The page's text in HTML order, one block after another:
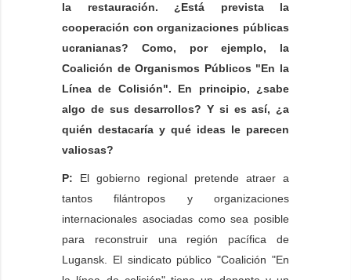
la restauración. ¿Está prevista la
cooperación con organizaciones públicas
ucranianas? Como, por ejemplo, la
Coalición de Organismos Públicos "En la
Línea de Colisión". En principio, ¿sabe
algo de sus desarrollos? Y si es así, ¿a
quién destacaría y qué ideas le parecen
valiosas?
P: El gobierno regional pretende atraer a
tantos filántropos y organizaciones
internacionales asociadas como sea posible
para reconstruir una región pacífica de
Lugansk. El sindicato público "Coalición "En